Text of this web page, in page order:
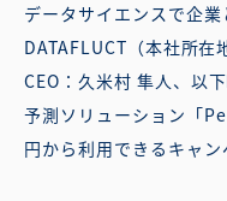
データサイエンスで企
DATAFLUCT（本社所
CEO：久米村 隼人、以
予測ソリューション「
円から利用できるキャン